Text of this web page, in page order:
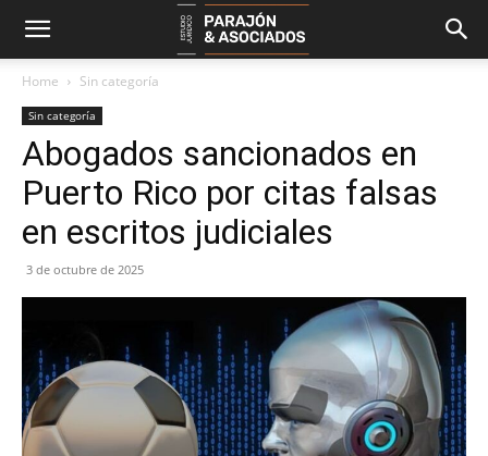
Home Sin categoría
Sin categoría
Abogados sancionados en
Puerto Rico por citas falsas
en escritos judiciales
3 de octubre de 2025